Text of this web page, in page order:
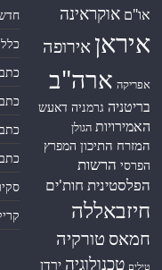
או"ם אוקראינה
איראן אירופה
אפריקה ארה"ב
בריטניה גרמניה דאעש
האמירויות הגולן
המזרח התיכון המפרץ
הפרסי הרשות
הפלסטינית חות'ים
חיזבאללה
חמאס טורקיה
טילים טכנולוגיה ירדן